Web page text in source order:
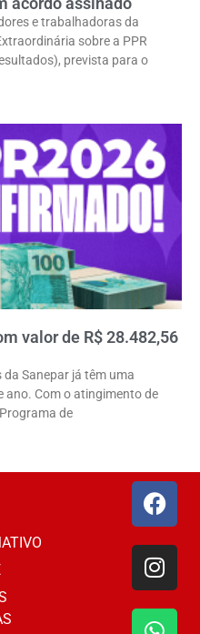
e trabalhadoras da
sobre a PPR
prevista para o
valor de R$ 28.482,56
Sanepar já têm uma
Com o atingimento de
de